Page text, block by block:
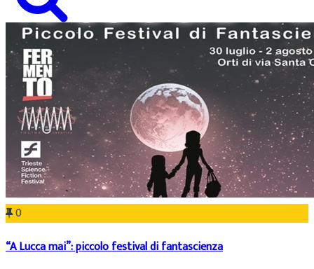
0
“A Lucca mai”: piccolo festival di fantascienza